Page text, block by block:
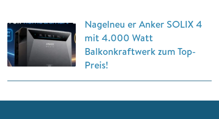
Nagelneu er Anker SOLIX 4
mit 4.000 Watt
Balkonkraftwerk zum Top-
Preis!